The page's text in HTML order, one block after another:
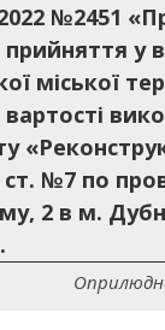
№2451
у
міської
ст. №7 по
2 в м.